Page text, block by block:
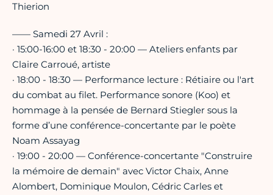
Thierion
—— Samedi 27 Avril :
· 15:00-16:00 et 18:30 - 20:00 — Ateliers enfants par
Claire Carroué, artiste
· 18:00 - 18:30 — Performance lecture : Rétiaire ou l'art
du combat au filet. Performance sonore (Koo) et
hommage à la pensée de Bernard Stiegler sous la
forme d’une conférence-concertante par le poète
Noam Assayag
· 19:00 - 20:00 — Conférence-concertante "Construire
la mémoire de demain" avec Victor Chaix, Anne
Alombert, Dominique Moulon, Cédric Carles et